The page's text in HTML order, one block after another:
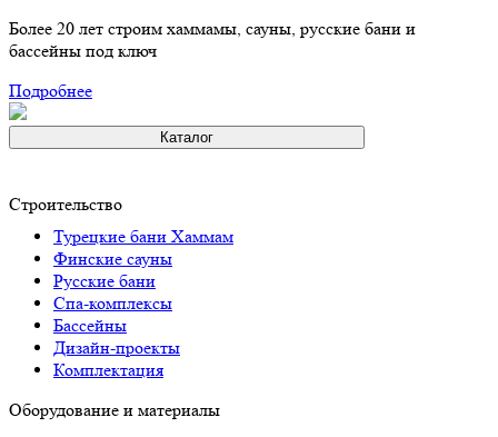
Более 20 лет строим хаммамы, сауны, русские бани и
бассейны под ключ
Подробнее
Каталог
Строительство
Турeцкие бaни Хаммам
Финские сауны
Русские бани
Спа-комплексы
Бассейны
Дизайн-проекты
Комплектация
Оборудование и материалы